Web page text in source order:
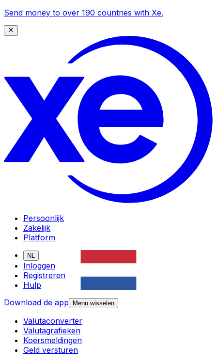
Send money to over 190 countries with Xe.
Persoonlijk
Zakelijk
Platform
NL
Inloggen
Registreren
Hulp
Download de app
Menu wisselen
Valutaconverter
Valutagrafieken
Koersmeldingen
Geld versturen